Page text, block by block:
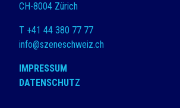
CH-8004 Zürich
T +41 44 380 77 77
info@szeneschweiz.ch
IMPRESSUM
DATENSCHUTZ